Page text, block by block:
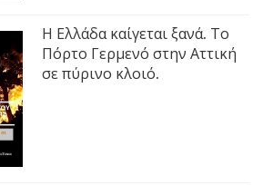
Η Ελλάδα καίγεται ξανά. Το
Πόρτο Γερμενό στην Αττική
σε πύρινο κλοιό.